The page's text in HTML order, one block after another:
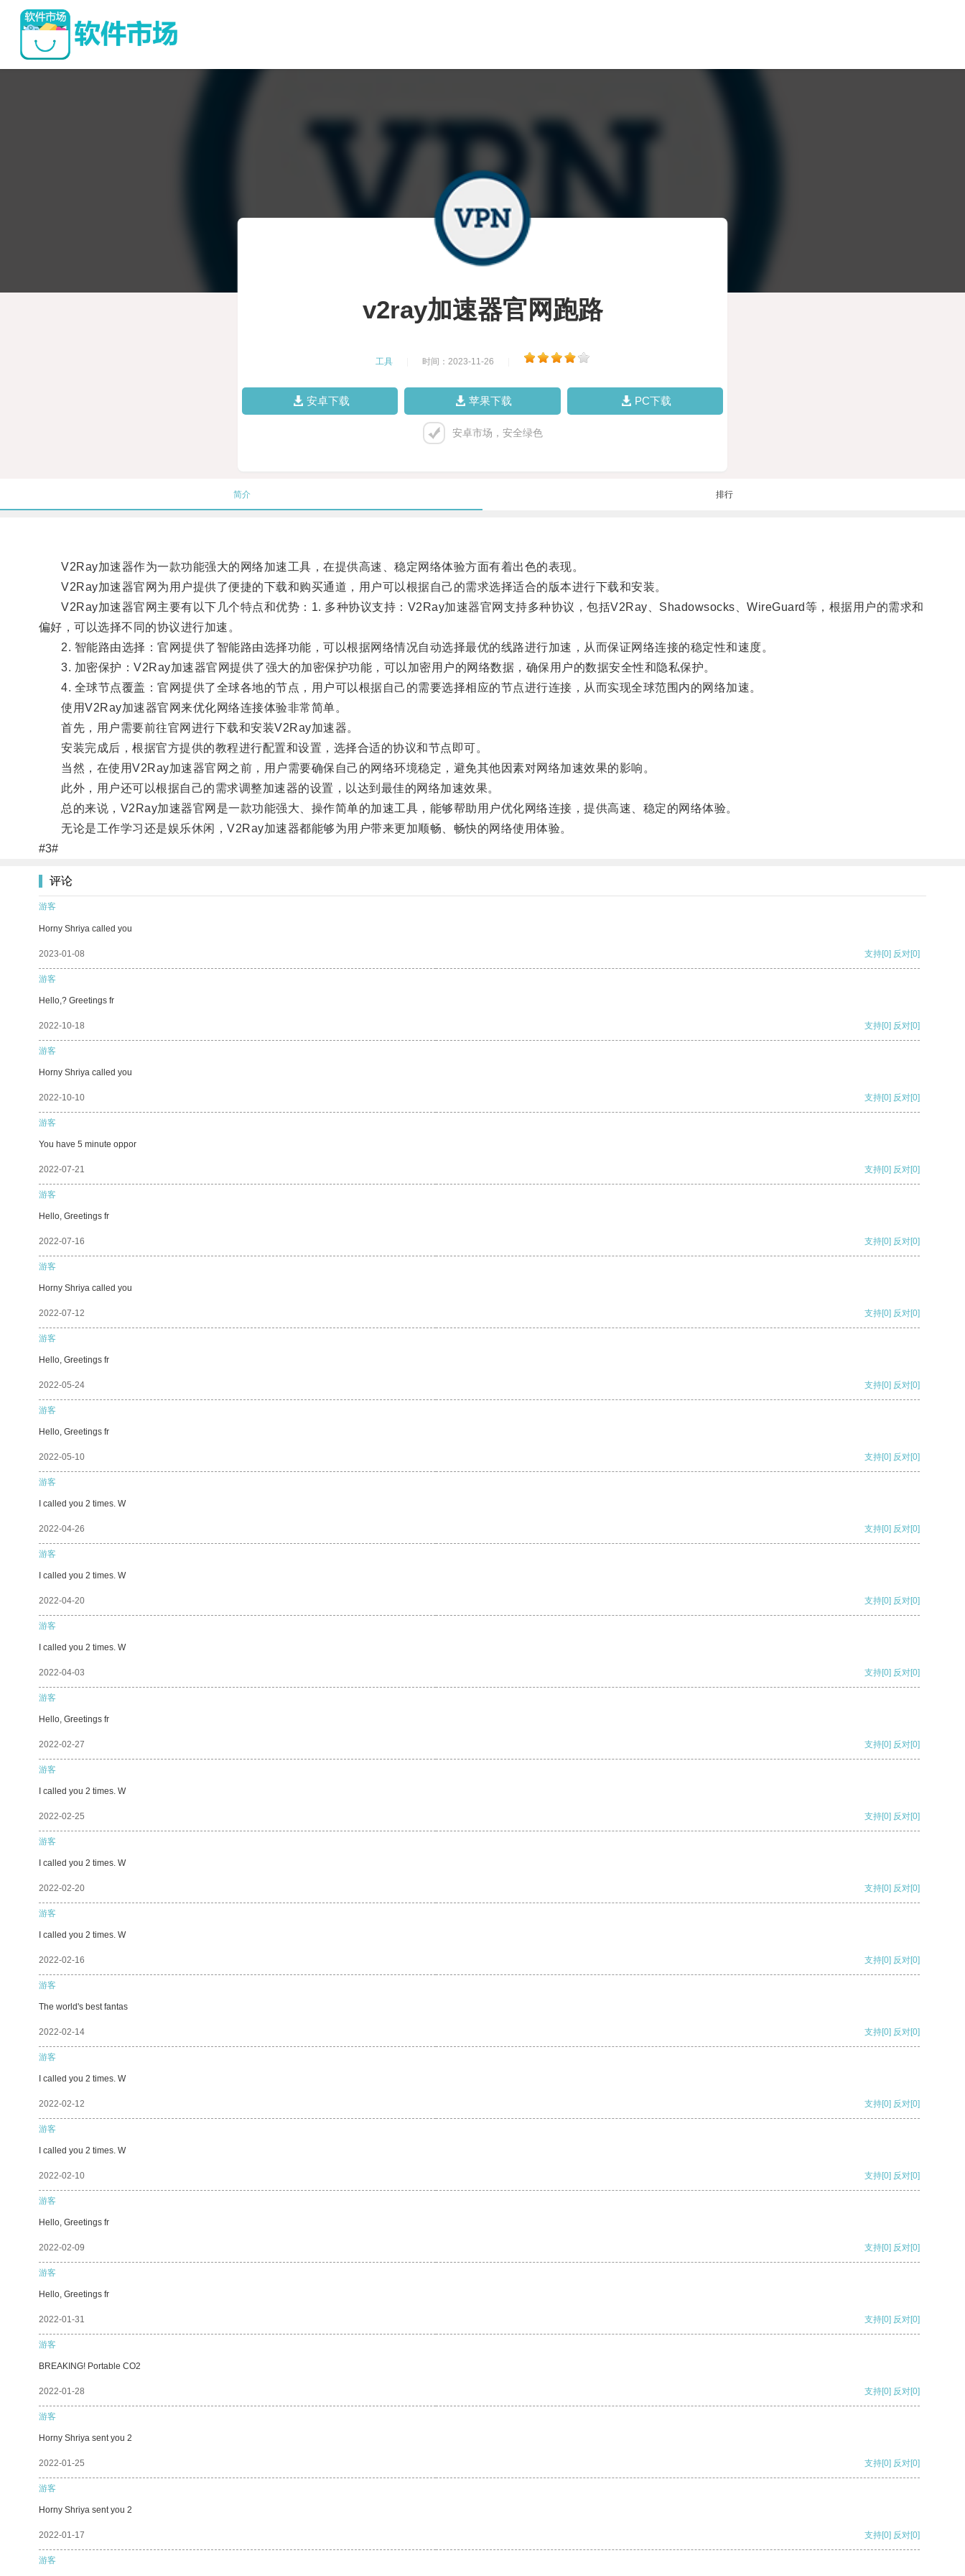
v2ray加速器官网跑路
工具 时间：2023-11-26
安卓下载 苹果下载 PC下载
安卓市场，安全绿色
简介 排行
V2Ray加速器作为一款功能强大的网络加速工具，在提供高速、稳定网络体验方面有着出色的表现。
V2Ray加速器官网为用户提供了便捷的下载和购买通道，用户可以根据自己的需求选择适合的版本进行下载和安装。
V2Ray加速器官网主要有以下几个特点和优势：1. 多种协议支持：V2Ray加速器官网支持多种协议，包括V2Ray、Shadowsocks、WireGuard等，根据用户的需求和
偏好，可以选择不同的协议进行加速。
2. 智能路由选择：官网提供了智能路由选择功能，可以根据网络情况自动选择最优的线路进行加速，从而保证网络连接的稳定性和速度。
3. 加密保护：V2Ray加速器官网提供了强大的加密保护功能，可以加密用户的网络数据，确保用户的数据安全性和隐私保护。
4. 全球节点覆盖：官网提供了全球各地的节点，用户可以根据自己的需要选择相应的节点进行连接，从而实现全球范围内的网络加速。
使用V2Ray加速器官网来优化网络连接体验非常简单。
首先，用户需要前往官网进行下载和安装V2Ray加速器。
安装完成后，根据官方提供的教程进行配置和设置，选择合适的协议和节点即可。
当然，在使用V2Ray加速器官网之前，用户需要确保自己的网络环境稳定，避免其他因素对网络加速效果的影响。
此外，用户还可以根据自己的需求调整加速器的设置，以达到最佳的网络加速效果。
总的来说，V2Ray加速器官网是一款功能强大、操作简单的加速工具，能够帮助用户优化网络连接，提供高速、稳定的网络体验。
无论是工作学习还是娱乐休闲，V2Ray加速器都能够为用户带来更加顺畅、畅快的网络使用体验。
#3#
评论
游客
Horny Shriya called you
2023-01-08 支持[0] 反对[0]
游客
Hello,? Greetings fr
2022-10-18 支持[0] 反对[0]
游客
Horny Shriya called you
2022-10-10 支持[0] 反对[0]
游客
You have 5 minute oppor
2022-07-21 支持[0] 反对[0]
游客
Hello, Greetings fr
2022-07-16 支持[0] 反对[0]
游客
Horny Shriya called you
2022-07-12 支持[0] 反对[0]
游客
Hello, Greetings fr
2022-05-24 支持[0] 反对[0]
游客
Hello, Greetings fr
2022-05-10 支持[0] 反对[0]
游客
I called you 2 times. W
2022-04-26 支持[0] 反对[0]
游客
I called you 2 times. W
2022-04-20 支持[0] 反对[0]
游客
I called you 2 times. W
2022-04-03 支持[0] 反对[0]
游客
Hello, Greetings fr
2022-02-27 支持[0] 反对[0]
游客
I called you 2 times. W
2022-02-25 支持[0] 反对[0]
游客
I called you 2 times. W
2022-02-20 支持[0] 反对[0]
游客
I called you 2 times. W
2022-02-16 支持[0] 反对[0]
游客
The world's best fantas
2022-02-14 支持[0] 反对[0]
游客
I called you 2 times. W
2022-02-12 支持[0] 反对[0]
游客
I called you 2 times. W
2022-02-10 支持[0] 反对[0]
游客
Hello, Greetings fr
2022-02-09 支持[0] 反对[0]
游客
Hello, Greetings fr
2022-01-31 支持[0] 反对[0]
游客
BREAKING! Portable CO2
2022-01-28 支持[0] 反对[0]
游客
Horny Shriya sent you 2
2022-01-25 支持[0] 反对[0]
游客
Horny Shriya sent you 2
2022-01-17 支持[0] 反对[0]
游客